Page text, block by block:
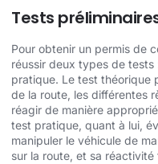
Tests
Pour obtenir un permis de
réussir deux types de
pratique. Le test théorique
de la route, les différentes
réagir de manière
test pratique, quant à lui,
manipuler le véhicule de
sur la route, et sa